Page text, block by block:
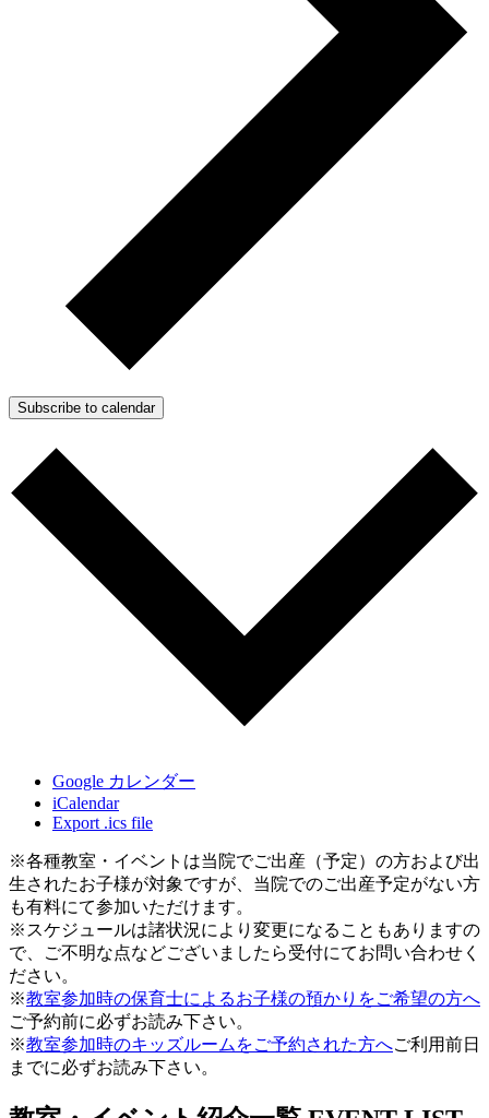
Subscribe to calendar
Google カレンダー
iCalendar
Export .ics file
※各種教室・イベントは当院でご出産（予定）の方および出
生されたお子様が対象ですが、当院でのご出産予定がない方
も有料にて参加いただけます。
※スケジュールは諸状況により変更になることもありますの
で、ご不明な点などございましたら受付にてお問い合わせく
ださい。
※教室参加時の保育士によるお子様の預かりをご希望の方へ
ご予約前に必ずお読み下さい。
※教室参加時のキッズルームをご予約された方へご利用前日
までに必ずお読み下さい。